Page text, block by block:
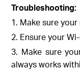
Troubleshooting:
1. Make sure
2. Ensure your
3. Make sure
always works